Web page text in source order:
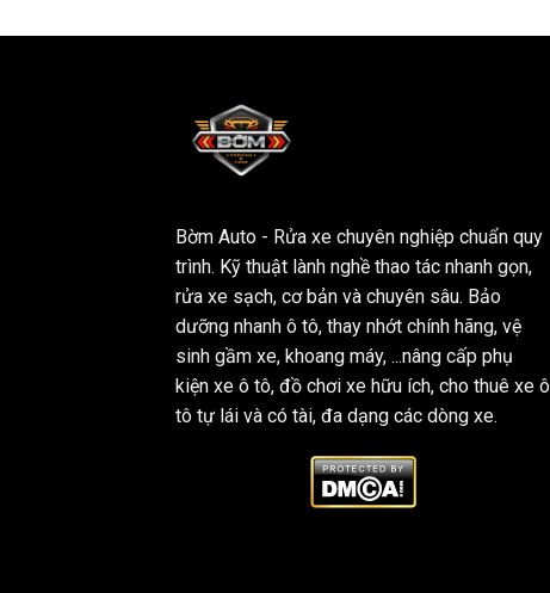
Bờm Auto - Rửa xe chuyên nghiệp chuẩn quy
trình. Kỹ thuật lành nghề thao tác nhanh gọn,
rửa xe sạch, cơ bản và chuyên sâu. Bảo
dưỡng nhanh ô tô, thay nhớt chính hãng, vệ
sinh gầm xe, khoang máy, ...nâng cấp phụ
kiện xe ô tô, đồ chơi xe hữu ích, cho thuê xe ô
tô tự lái và có tài, đa dạng các dòng xe.